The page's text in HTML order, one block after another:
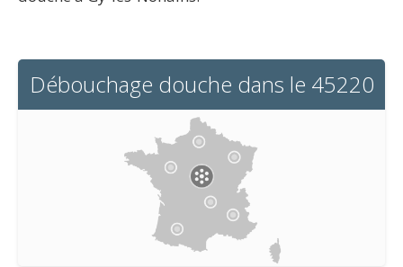
Débouchage douche dans le 45220